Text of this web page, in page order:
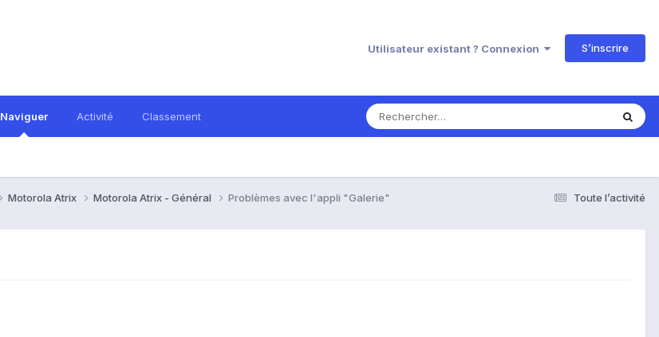
Utilisateur existant ? Connexion S’inscrire
Naviguer Activité Classement
Toute l’activité
Motorola Atrix Motorola Atrix - Général Problèmes avec l'appli "Galerie"